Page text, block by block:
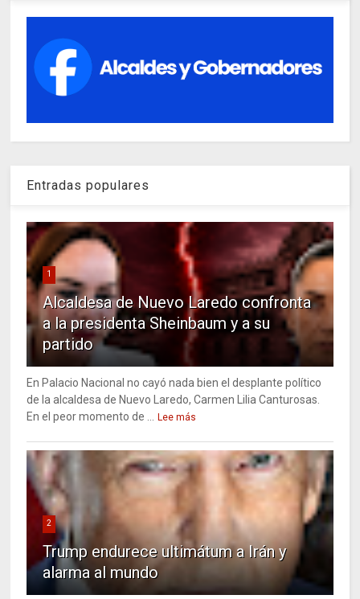
Entradas populares
1
Alcaldesa de Nuevo Laredo confronta
a la presidenta Sheinbaum y a su
partido
En Palacio Nacional no cayó nada bien el desplante político
de la alcaldesa de Nuevo Laredo, Carmen Lilia Canturosas.
En el peor momento de ... Lee más
2
Trump endurece ultimátum a Irán y
alarma al mundo